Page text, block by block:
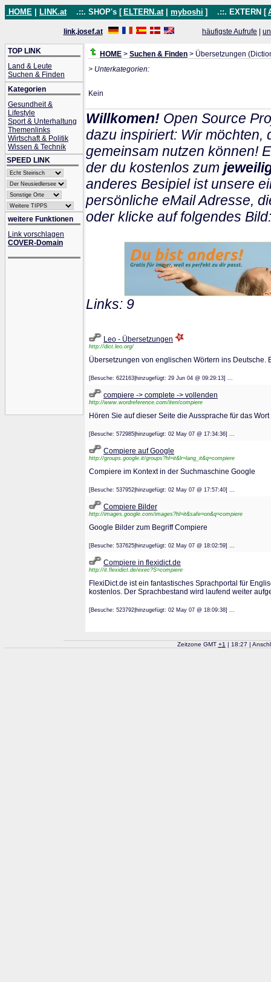
HOME LINK.at .::. SHOP's [ ELTERN.at myboshi ] .::. EXTERN [
link.josef.at häufigste Aufrufe
TOP LINK
Land & Leute
Suchen & Finden
Kategorien
Gesundheit &
Lifestyle
Sport & Unterhaltung
Themenlinks
Wirtschaft & Politik
Wissen & Technik
SPEED LINK
weitere Funktionen
Link vorschlagen
COVER-Domain
HOME > Suchen & Finden > Übersetzungen
> Unterkategorien:
Kein
Willkomen! Open Source
dazu inspiriert: Wir möchten,
gemeinsam nutzen können!
der du kostenlos zum
anderes Besipiel ist unsere
persönliche eMail Adresse,
oder klicke auf folgendes Bild:
Links: 9
Leo - Übersetzungen
http://dict.leo.org/
Übersetzungen von englischen Wörtern ins
[Besuche: 622163|hinzugefügt: 29 Jun 04 @ 09:29:13] ...
compiere -> complete -> vollenden
http://www.wordreference.com/iten/compiere
Hören Sie auf dieser Seite die Aussprache für das
[Besuche: 572985|hinzugefügt: 02 May 07 @ 17:34:36] ...
Compiere auf Google
http://groups.google.it/groups?hl=it&lr=lang_it&q=compiere
Compiere im Kontext in der Suchmaschine Google
[Besuche: 537952|hinzugefügt: 02 May 07 @ 17:57:40] ...
Compiere Bilder
http://images.google.com/images?hl=it&safe=on&q=compiere
Google Bilder zum Begriff Compiere
[Besuche: 537625|hinzugefügt: 02 May 07 @ 18:02:59] ...
Compiere in flexidict.de
http://it.flexidict.de/exec?S=compiere
FlexiDict.de ist ein fantastisches Sprachportal für
kostenlos. Der Sprachbestand wird laufend weiter
[Besuche: 523792|hinzugefügt: 02 May 07 @ 18:09:38] ...
Zeitzone GMT +1 | 18:27 |